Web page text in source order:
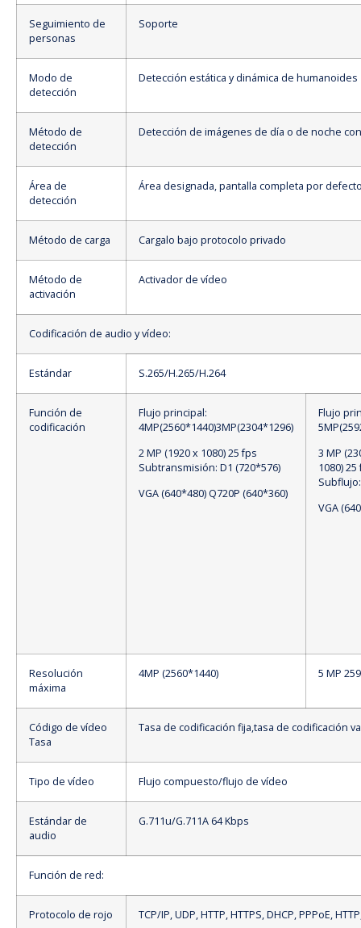
Seguimiento de
personas
Soporte
Modo de
detección
Detección estática y dinámica de humanoides
Método de
detección
Detección de imágenes de día o de noche
Área de
detección
Área designada, pantalla completa por
Método de carga Cargalo bajo protocolo privado
Método de
activación
Activador de vídeo
Codificación de audio y vídeo:
Estándar S.265/H.265/H.264
Función de
codificación
Flujo principal:
4MP(2560*1440)3MP(2304*1296)
2 MP (1920 x 1080) 25 fps
Subtransmisión: D1 (720*576)
VGA (640*480) Q720P (640*360)
Flujo
3 MP
1080) 25
VGA
Resolución
máxima
4MP (2560*1440) 5 MP
Código de vídeo
Tasa
Tasa de codificación fija,tasa de codificación
Tipo de vídeo Flujo compuesto/flujo de vídeo
Estándar de
audio
G.711u/G.711A 64 Kbps
Función de red:
Protocolo de rojo TCP/IP, UDP, HTTP, HTTPS, DHCP, PPPoE,